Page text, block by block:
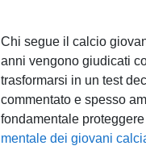
Chi segue il calcio
anni vengono giudicati
trasformarsi in un test
commentato e spesso
fondamentale
mentale dei giovani